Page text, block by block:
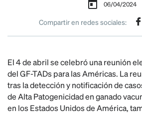
06/04/2024
Compartir en redes sociales:
El 4 de abril se celebró una reunión
del GF-TADs para las Américas. La
tras la detección y notificación de
de Alta Patogenicidad en ganado
en los Estados Unidos de América,